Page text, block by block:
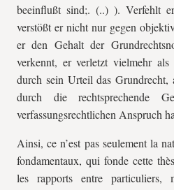
beeinflußt sind;. (..) ). Verfehlt
verstößt er nicht nur gegen
er den Gehalt der
verkennt, er verletzt vielmehr
durch sein Urteil das Grundrecht,
durch die rechtsprechende
verfassungsrechtlichen Anspruch
Ainsi, ce n’est pas seulement la
fondamentaux, qui fonde cette
les rapports entre particuliers,